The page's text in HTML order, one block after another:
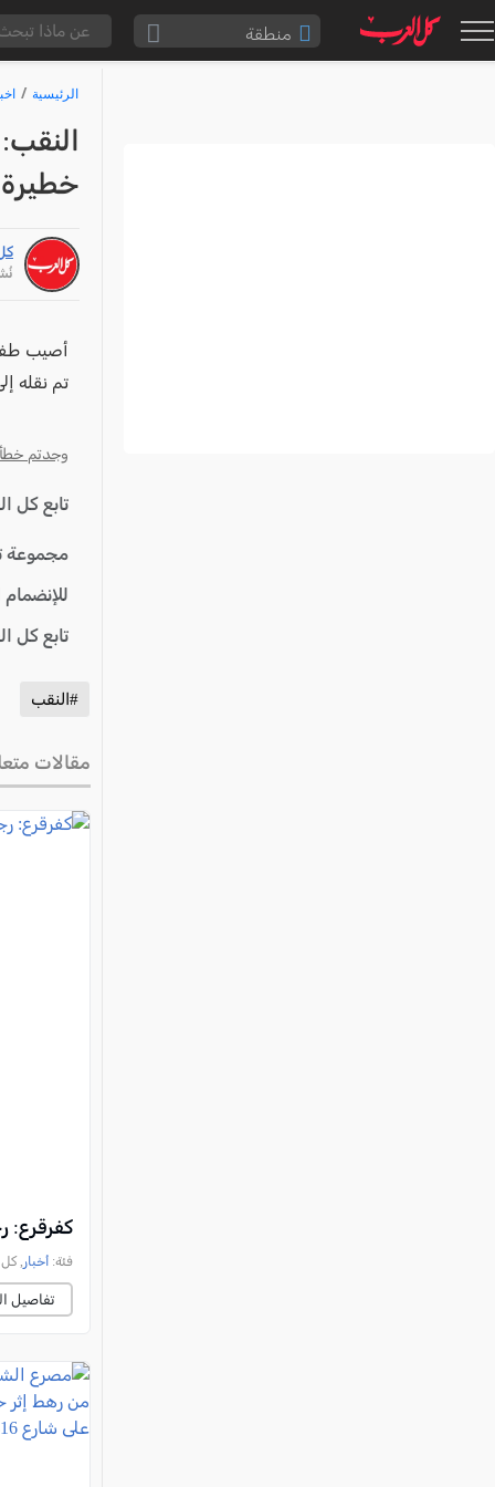
منطقة
الرئيسية
خطيرة
نُشر:
أصيب
تم نقله
وجدتم
تابع كل
مجموعة
تابع كل
#النقب
مقالات
كفرقرع:
فئة: أخبار , كل
تفاصيل